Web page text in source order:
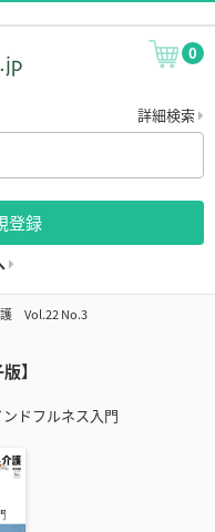
0
詳細検索
登録
Vol.22 No.3
】
ドフルネス入門